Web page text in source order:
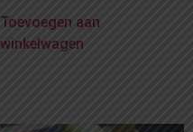
Toevoegen aan
winkelwagen